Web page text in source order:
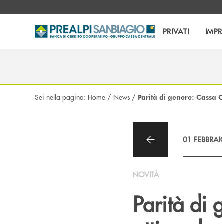
PRIVATI
Sei nella pagina: Home / News / Parità di genere: Cassa
01
NOVITÀ
Parità di